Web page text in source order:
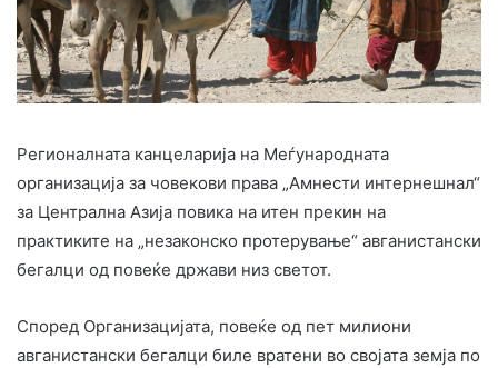
Регионалната канцеларија на Меѓународната
организација за човекови права „Амнести интернешнал“
за Централна Азија повика на итен прекин на
практиките на „незаконско протерување“ авганистански
бегалци од повеќе држави низ светот.
Според Организацијата, повеќе од пет милиони
авганистански бегалци биле вратени во својата земја по